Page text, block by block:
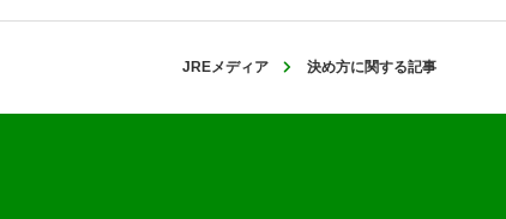
JREメディア 決め方に関する記事